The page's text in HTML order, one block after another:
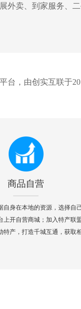
外卖、到家服务、
台，由创实互联于
商品自营
自身在本地的资源，选择自
上开自营商城；加入特产联
特产，打造千城互通，获取